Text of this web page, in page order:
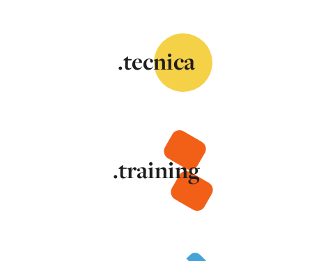
.tecnica
.training